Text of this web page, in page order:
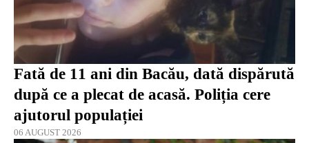
Fată de 11 ani din Bacău, dată dispărută
după ce a plecat de acasă. Poliția cere
ajutorul populației
06 AUGUST 2026